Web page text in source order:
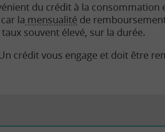
du crédit à la consommation
car la mensualité de
souvent élevé, sur la durée.
crédit vous engage et doit être